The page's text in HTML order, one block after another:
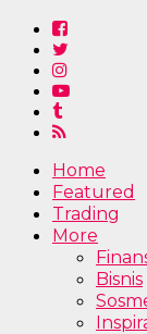
Home
Featured
Trading
More
Bisnis